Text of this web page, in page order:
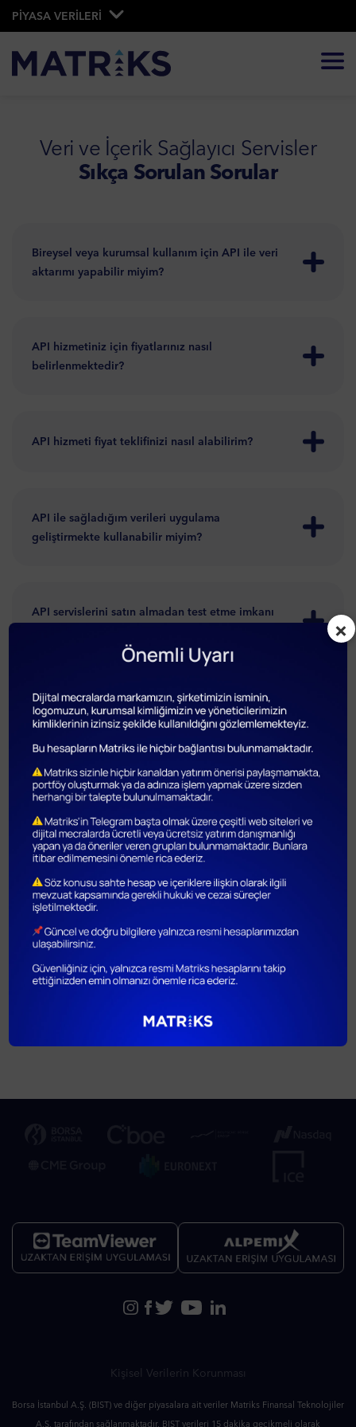
×
PİYASA VERİLERİ
Veri ve İçerik Sağlayıcı Servisler
Sıkça Sorulan Sorular
Bireysel veya kurumsal kullanım için API ile veri
aktarımı yapabilir miyim?
API hizmetiniz için fiyatlarınız nasıl
belirlenmektedir?
API hizmeti fiyat teklifinizi nasıl alabilirim?
API ile sağladığım verileri uygulama
geliştirmekte kullanabilir miyim?
API servislerini satın almadan test etme imkanı
API ile sağladığım verileri yeniden dağıtma
imkanı bulunmakta mıdır?
API olarak hangi teknolojiler ile veri aktarımı
yapılmaktadır?
API dokümantasyonunuz bulunmakta mıdır?
API ile veri satın aldığımda ek herhangi bir
ödeme yapmam gerekir mi?
Kişisel Verilerin Korunması
Borsa İstanbul A.Ş. (BIST) ve diğer piyasalara ait veriler Matriks Finansal Teknolojiler
A.Ş. tarafından sağlanmaktadır. BIST verileri 15 dakika gecikmeli olarak